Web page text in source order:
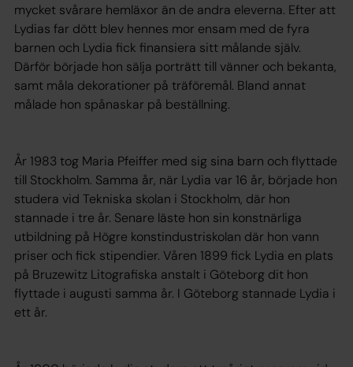
mycket svårare hemläxor än de andra eleverna. Efter att
Lydias far dött blev hennes mor ensam med de fyra
barnen och Lydia fick finansiera sitt målande själv.
Därför började hon sälja porträtt till vänner och bekanta,
samt måla dekorationer på träföremål. Bland annat
målade hon spånaskar på beställning.
År 1983 tog Maria Pfeiffer med sig sina barn och flyttade
till Stockholm. Samma år, när Lydia var 16 år, började hon
studera vid Tekniska skolan i Stockholm, där hon
stannade i tre år. Senare läste hon sin konstnärliga
utbildning på Högre konstindustriskolan där hon vann
priser och fick stipendier. Våren 1899 fick Lydia en plats
på Bruzewitz Litografiska anstalt i Göteborg dit hon
flyttade i augusti samma år. I Göteborg stannade Lydia i
ett år.